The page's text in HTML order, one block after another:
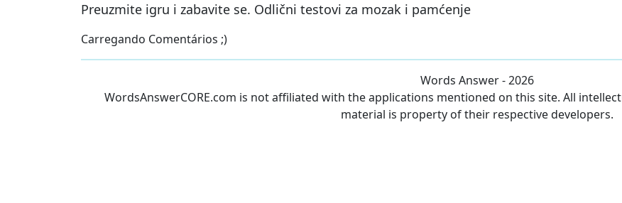
Preuzmite igru i zabavite se. Odlični testovi za mozak i pamćenje
Carregando Comentários ;)
Words Answer - 2026
WordsAnswerCORE.com is not affiliated with the applications mentioned on this site. All
material is property of their respective developers.